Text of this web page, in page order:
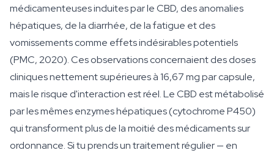
médicamenteuses induites par le CBD, des anomalies
hépatiques, de la diarrhée, de la fatigue et des
vomissements comme effets indésirables potentiels
(PMC, 2020). Ces observations concernaient des doses
cliniques nettement supérieures à 16,67 mg par capsule,
mais le risque d'interaction est réel. Le CBD est métabolisé
par les mêmes enzymes hépatiques (cytochrome P450)
qui transforment plus de la moitié des médicaments sur
ordonnance. Si tu prends un traitement régulier — en